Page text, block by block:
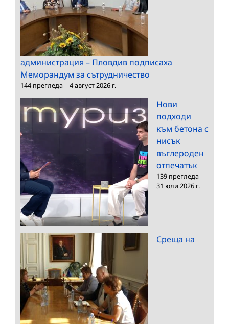
администрация – Пловдив подписаха
Меморандум за сътрудничество
144 прегледа | 4 август 2026 г.
Нови
подходи
към бетона с
нисък
въглероден
отпечатък
139 прегледа |
31 юли 2026 г.
Среща на